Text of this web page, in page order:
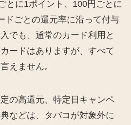
とに1ポイント、100円ごとに
ドごとの還元率に沿って付与
でも、通常のカード利用と
ードはありますが、すべて
えません。
の高還元、特定日キャンペ
などは、タバコが対象外に